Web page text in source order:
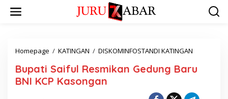
Homepage / KATINGAN / DISKOMINFOSTANDI KATINGAN
Bupati Saiful Resmikan Gedung Baru
BNI KCP Kasongan